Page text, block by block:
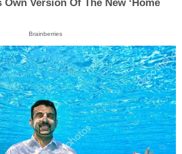
Version Of The New ‘Home
Brainberries